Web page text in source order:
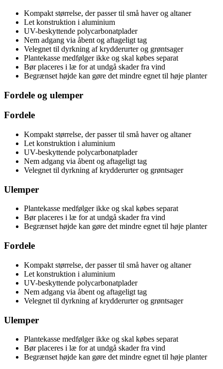
Kompakt størrelse, der passer til små haver og altaner
Let konstruktion i aluminium
UV-beskyttende polycarbonatplader
Nem adgang via åbent og aftageligt tag
Velegnet til dyrkning af krydderurter og grøntsager
Plantekasse medfølger ikke og skal købes separat
Bør placeres i læ for at undgå skader fra vind
Begrænset højde kan gøre det mindre egnet til høje planter
Fordele og ulemper
Fordele
Kompakt størrelse, der passer til små haver og altaner
Let konstruktion i aluminium
UV-beskyttende polycarbonatplader
Nem adgang via åbent og aftageligt tag
Velegnet til dyrkning af krydderurter og grøntsager
Ulemper
Plantekasse medfølger ikke og skal købes separat
Bør placeres i læ for at undgå skader fra vind
Begrænset højde kan gøre det mindre egnet til høje planter
Fordele
Kompakt størrelse, der passer til små haver og altaner
Let konstruktion i aluminium
UV-beskyttende polycarbonatplader
Nem adgang via åbent og aftageligt tag
Velegnet til dyrkning af krydderurter og grøntsager
Ulemper
Plantekasse medfølger ikke og skal købes separat
Bør placeres i læ for at undgå skader fra vind
Begrænset højde kan gøre det mindre egnet til høje planter